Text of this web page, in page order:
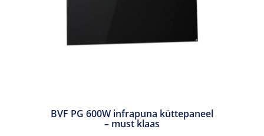
BVF PG 600W infrapuna küttepaneel
– must klaas